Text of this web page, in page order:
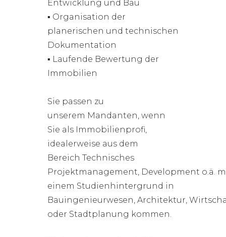
Entwicklung und Bau
▪ Organisation der
planerischen und technischen
Dokumentation
▪ Laufende Bewertung der
Immobilien
Sie passen zu
unserem Mandanten, wenn
Sie als Immobilienprofi,
idealerweise aus dem
Bereich Technisches
Projektmanagement, Development o.ä.
einem Studienhintergrund in
Bauingenieurwesen, Architektur,
oder Stadtplanung kommen.